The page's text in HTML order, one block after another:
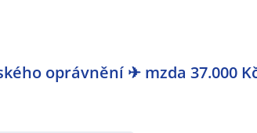
oprávnění ✈ mzda 37.000